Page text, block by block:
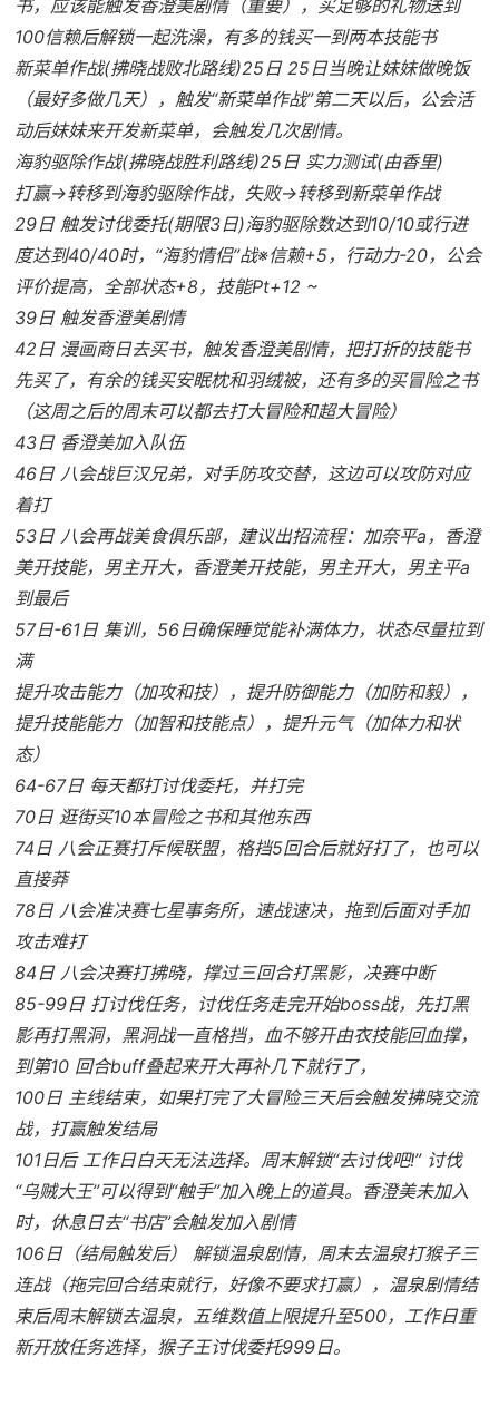
书，应该能触发香澄美剧情（重要），买足够的礼物送到
100信赖后解锁一起洗澡，有多的钱买一到两本技能书
新菜单作战(拂晓战败北路线)25日 25日当晚让妹妹做晚饭
（最好多做几天），触发“新菜单作战”第二天以后，公会活
动后妹妹来开发新菜单，会触发几次剧情。
海豹驱除作战(拂晓战胜利路线)25日 实力测试(由香里)
打赢→转移到海豹驱除作战，失败→转移到新菜单作战
29日 触发讨伐委托(期限3日)海豹驱除数达到10/10或行进
度达到40/40时，“海豹情侣”战※信赖+5，行动力-20，公会
评价提高，全部状态+8，技能Pt+12 ~
39日 触发香澄美剧情
42日 漫画商日去买书，触发香澄美剧情，把打折的技能书
先买了，有余的钱买安眠枕和羽绒被，还有多的买冒险之书
（这周之后的周末可以都去打大冒险和超大冒险）
43日 香澄美加入队伍
46日 八会战巨汉兄弟，对手防攻交替，这边可以攻防对应
着打
53日 八会再战美食俱乐部，建议出招流程：加奈平a，香澄
美开技能，男主开大，香澄美开技能，男主开大，男主平a
到最后
57日-61日 集训，56日确保睡觉能补满体力，状态尽量拉到
满
提升攻击能力（加攻和技），提升防御能力（加防和毅），
提升技能能力（加智和技能点），提升元气（加体力和状
态）
64-67日 每天都打讨伐委托，并打完
70日 逛街买10本冒险之书和其他东西
74日 八会正赛打斥候联盟，格挡5回合后就好打了，也可以
直接莽
78日 八会准决赛七星事务所，速战速决，拖到后面对手加
攻击难打
84日 八会决赛打拂晓，撑过三回合打黑影，决赛中断
85-99日 打讨伐任务，讨伐任务走完开始boss战，先打黑
影再打黑洞，黑洞战一直格挡，血不够开由衣技能回血撑，
到第10 回合buff叠起来开大再补几下就行了，
100日 主线结束，如果打完了大冒险三天后会触发拂晓交流
战，打赢触发结局
101日后 工作日白天无法选择。周末解锁“去讨伐吧!” 讨伐
“乌贼大王”可以得到“触手”加入晚上的道具。香澄美未加入
时，休息日去“书店”会触发加入剧情
106日（结局触发后） 解锁温泉剧情，周末去温泉打猴子三
连战（拖完回合结束就行，好像不要求打赢），温泉剧情结
束后周末解锁去温泉，五维数值上限提升至500，工作日重
新开放任务选择，猴子王讨伐委托999日。